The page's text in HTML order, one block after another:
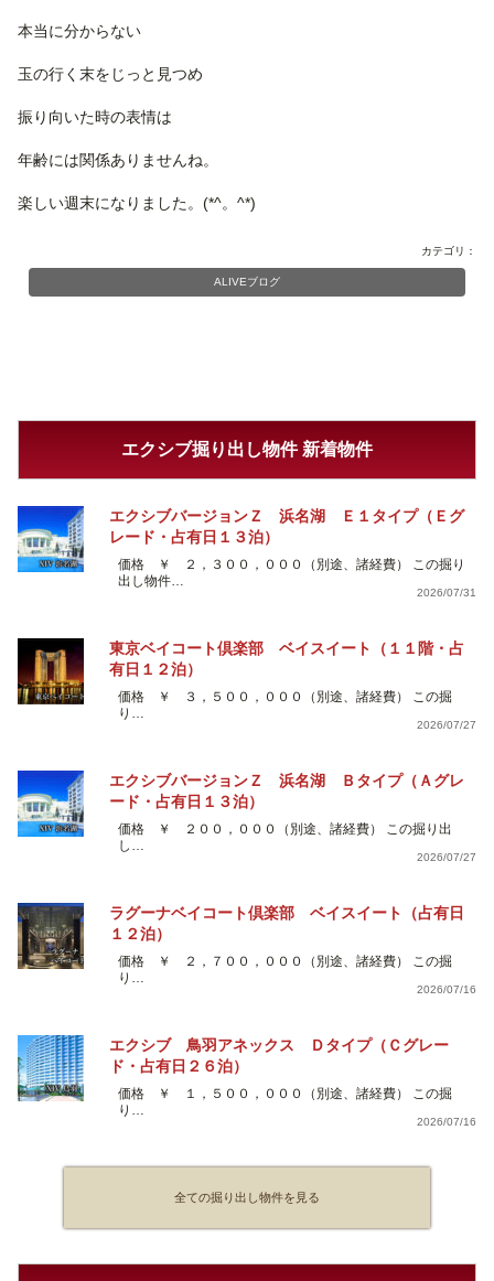
本当に分からない
玉の行く末をじっと見つめ
振り向いた時の表情は
年齢には関係ありませんね。
楽しい週末になりました。(*^。^*)
カテゴリ：
ALIVEブログ
エクシブ掘り出し物件 新着物件
エクシブバージョンＺ 浜名湖 Ｅ１タイプ（Ｅグ
レード・占有日１３泊）
価格 ￥ ２，３００，０００（別途、諸経費） この掘り
出し物件…
2026/07/31
東京ベイコート倶楽部 ベイスイート（１１階・占
有日１２泊）
価格 ￥ ３，５００，０００（別途、諸経費） この掘
り…
2026/07/27
エクシブバージョンＺ 浜名湖 Ｂタイプ（Ａグレ
ード・占有日１３泊）
価格 ￥ ２００，０００（別途、諸経費） この掘り出
し…
2026/07/27
ラグーナベイコート倶楽部 ベイスイート（占有日
１２泊）
価格 ￥ ２，７００，０００（別途、諸経費） この掘
り…
2026/07/16
エクシブ 鳥羽アネックス Ｄタイプ（Ｃグレー
ド・占有日２６泊）
価格 ￥ １，５００，０００（別途、諸経費） この掘
り…
2026/07/16
全ての掘り出し物件を見る